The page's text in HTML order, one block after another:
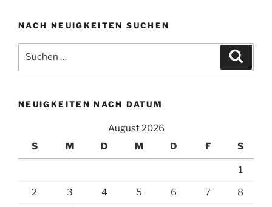
NACH NEUIGKEITEN SUCHEN
nach:
NEUIGKEITEN NACH DATUM
August 2026
S
M D M D F S
1
2 3 4 5 6 7 8